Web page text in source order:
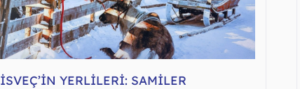
İSVEÇ’IN YERLILERI: SAMILER